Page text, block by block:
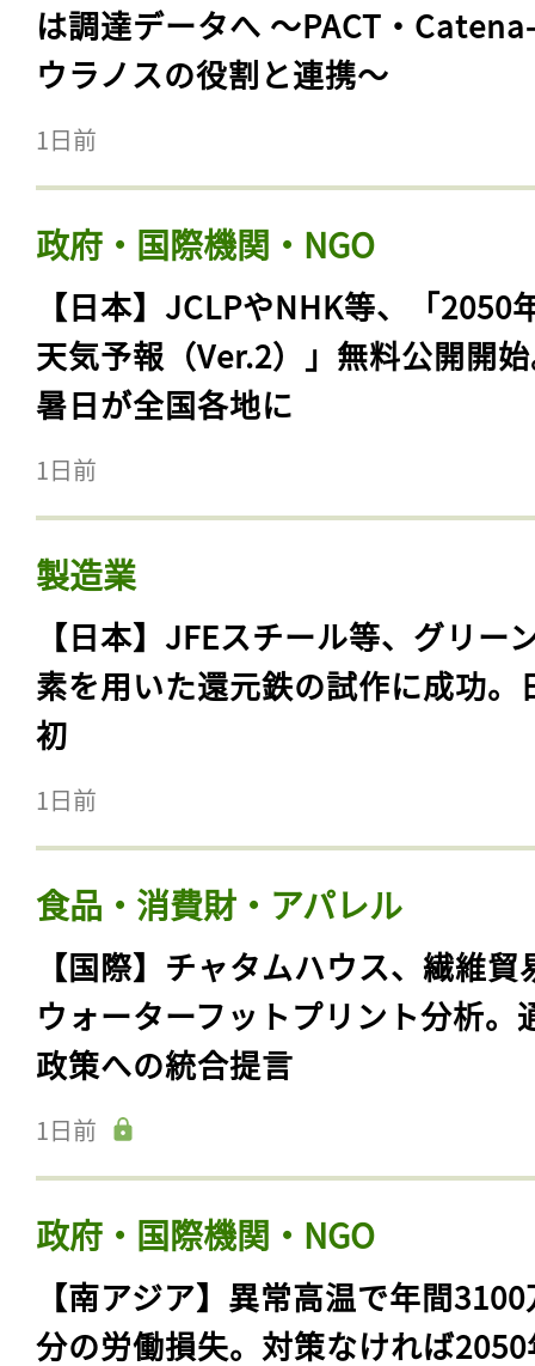
は調達データへ 〜PACT・
ウラノスの役割と連携〜
1日前
政府・国際機関・NGO
【日本】JCLPやNHK等、「2050
天気予報（Ver.2）」無料公開開
暑日が全国各地に
1日前
製造業
【日本】JFEスチール等、グリー
素を用いた還元鉄の試作に成功。
初
1日前
食品・消費財・アパレル
【国際】チャタムハウス、繊維貿
ウォーターフットプリント分析。
政策への統合提言
1日前
政府・国際機関・NGO
【南アジア】異常高温で年間
分の労働損失。対策なければ